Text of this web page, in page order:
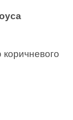
коричневого